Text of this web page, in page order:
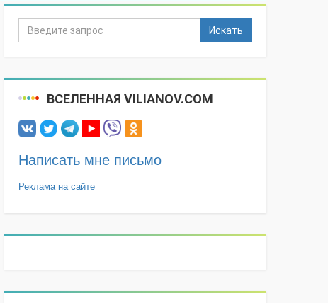
Искать
ВСЕЛЕННАЯ VILIANOV.COM
Написать мне письмо
Реклама на сайте